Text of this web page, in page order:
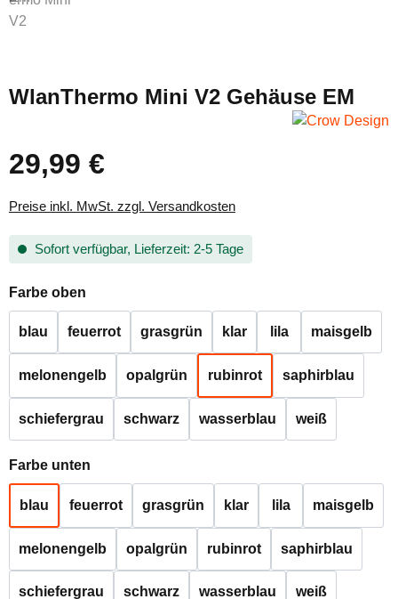
WlanThermo Mini V2 Gehäuse EM
Regulärer Preis:
29,99 €
Preise inkl. MwSt. zzgl. Versandkosten
Sofort verfügbar, Lieferzeit: 2-5 Tage
Farbe oben
blau feuerrot grasgrün klar lila maisgelb
melonengelb opalgrün rubinrot saphirblau
schiefergrau schwarz wasserblau weiß
Farbe unten
blau feuerrot grasgrün klar lila maisgelb
melonengelb opalgrün rubinrot saphirblau
schiefergrau schwarz wasserblau weiß